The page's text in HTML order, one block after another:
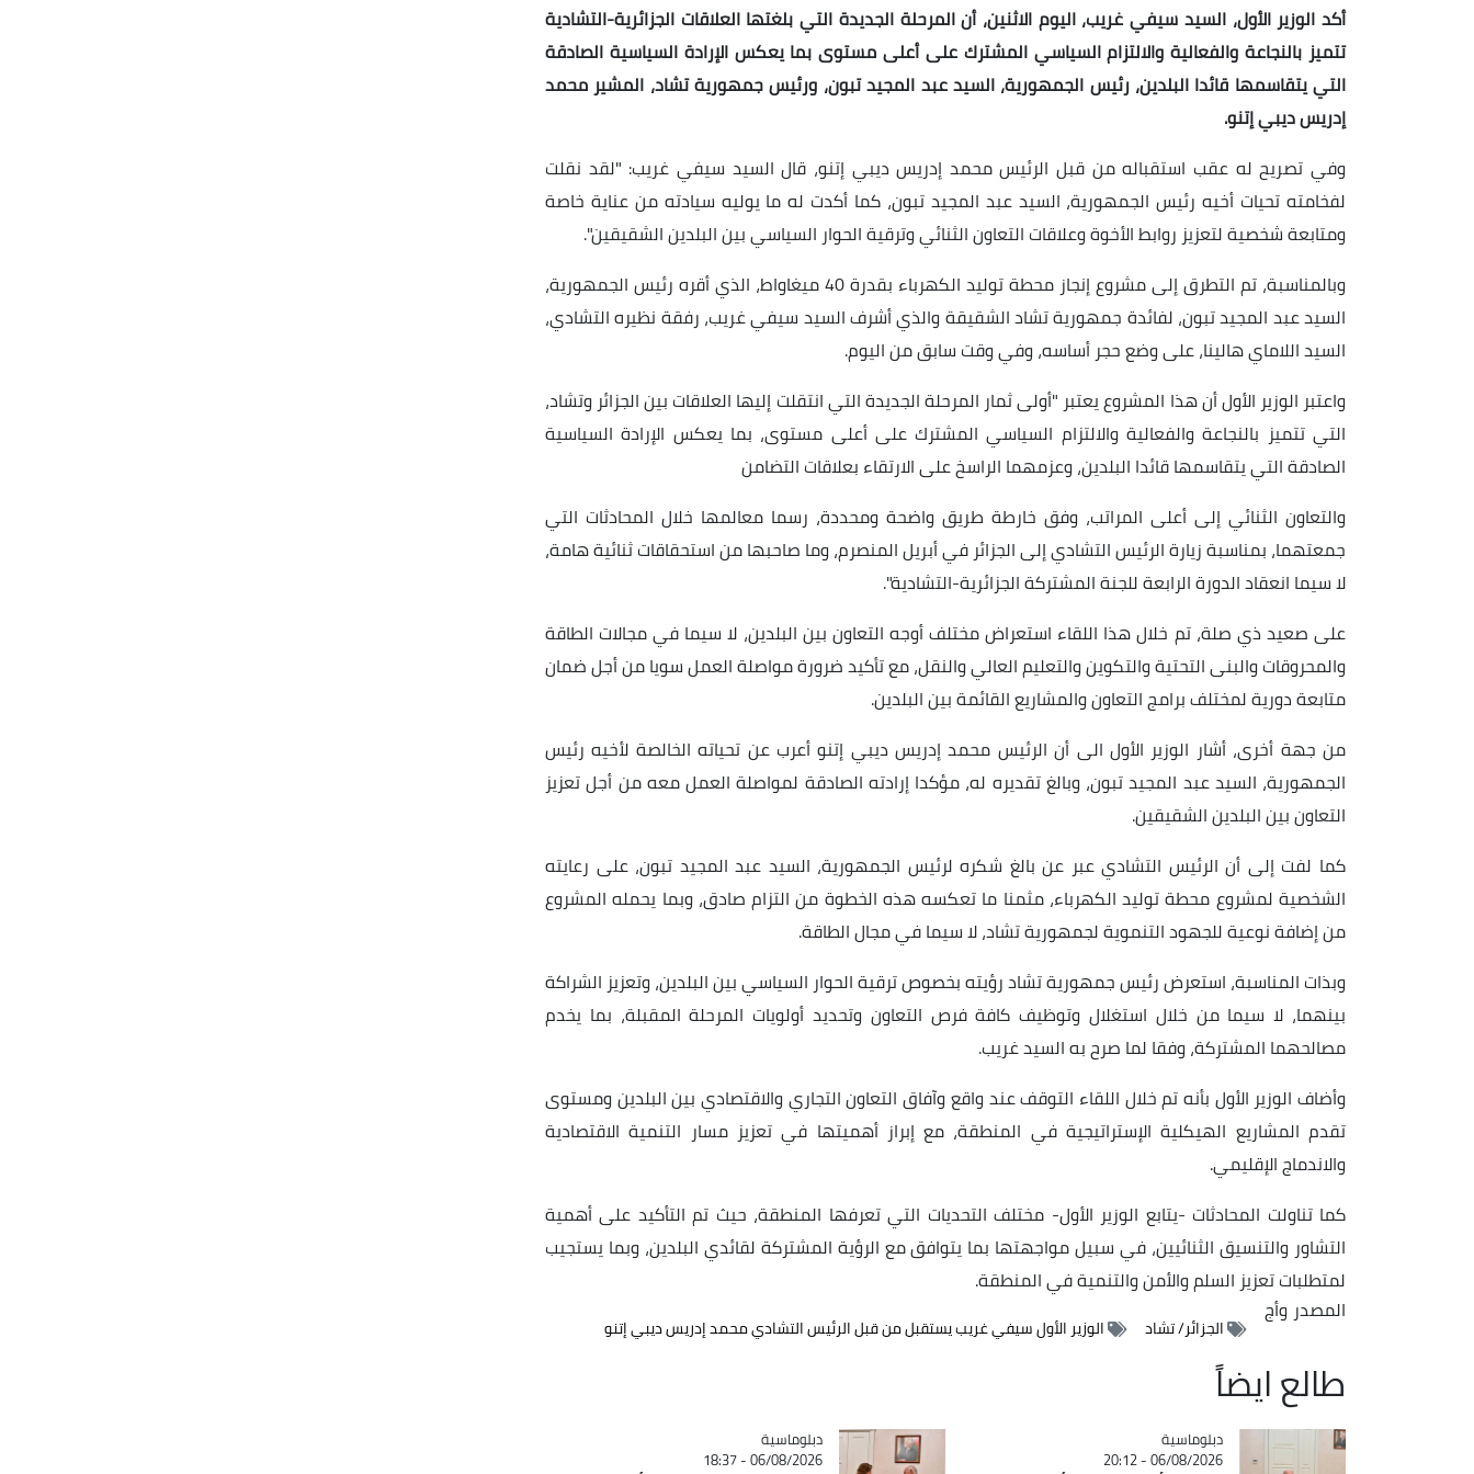
أكد الوزير الأول، السيد سيفي غريب، اليوم الاثنين، أن المرحلة الجديدة التي بلغتها العلاقات الجزائرية-التشادية
تتميز بالنجاعة والفعالية والالتزام السياسي المشترك على أعلى مستوى بما يعكس الإرادة السياسية الصادقة
التي يتقاسمها قائدا البلدين، رئيس الجمهورية، السيد عبد المجيد تبون، ورئيس جمهورية تشاد، المشير محمد
إدريس ديبي إتنو.
وفي تصريح له عقب استقباله من قبل الرئيس محمد إدريس ديبي إتنو، قال السيد سيفي غريب: "لقد نقلت
لفخامته تحيات أخيه رئيس الجمهورية، السيد عبد المجيد تبون، كما أكدت له ما يوليه سيادته من عناية خاصة
ومتابعة شخصية لتعزيز روابط الأخوة وعلاقات التعاون الثنائي وترقية الحوار السياسي بين البلدين الشقيقين".
وبالمناسبة، تم التطرق إلى مشروع إنجاز محطة توليد الكهرباء بقدرة 40 ميغاواط، الذي أقره رئيس الجمهورية،
السيد عبد المجيد تبون، لفائدة جمهورية تشاد الشقيقة والذي أشرف السيد سيفي غريب، رفقة نظيره التشادي،
السيد اللاماي هالينا، على وضع حجر أساسه، وفي وقت سابق من اليوم.
واعتبر الوزير الأول أن هذا المشروع يعتبر "أولى ثمار المرحلة الجديدة التي انتقلت إليها العلاقات بين الجزائر وتشاد،
التي تتميز بالنجاعة والفعالية والالتزام السياسي المشترك على أعلى مستوى، بما يعكس الإرادة السياسية
الصادقة التي يتقاسمها قائدا البلدين، وعزمهما الراسخ على الارتقاء بعلاقات التضامن
والتعاون الثنائي إلى أعلى المراتب، وفق خارطة طريق واضحة ومحددة، رسما معالمها خلال المحادثات التي
جمعتهما، بمناسبة زيارة الرئيس التشادي إلى الجزائر في أبريل المنصرم، وما صاحبها من استحقاقات ثنائية هامة،
لا سيما انعقاد الدورة الرابعة للجنة المشتركة الجزائرية-التشادية".
على صعيد ذي صلة، تم خلال هذا اللقاء استعراض مختلف أوجه التعاون بين البلدين، لا سيما في مجالات الطاقة
والمحروقات والبنى التحتية والتكوين والتعليم العالي والنقل، مع تأكيد ضرورة مواصلة العمل سويا من أجل ضمان
متابعة دورية لمختلف برامج التعاون والمشاريع القائمة بين البلدين.
من جهة أخرى، أشار الوزير الأول الى أن الرئيس محمد إدريس ديبي إتنو أعرب عن تحياته الخالصة لأخيه رئيس
الجمهورية، السيد عبد المجيد تبون، وبالغ تقديره له، مؤكدا إرادته الصادقة لمواصلة العمل معه من أجل تعزيز
التعاون بين البلدين الشقيقين.
كما لفت إلى أن الرئيس التشادي عبر عن بالغ شكره لرئيس الجمهورية، السيد عبد المجيد تبون، على رعايته
الشخصية لمشروع محطة توليد الكهرباء، مثمنا ما تعكسه هذه الخطوة من التزام صادق، وبما يحمله المشروع
من إضافة نوعية للجهود التنموية لجمهورية تشاد، لا سيما في مجال الطاقة.
وبذات المناسبة، استعرض رئيس جمهورية تشاد رؤيته بخصوص ترقية الحوار السياسي بين البلدين، وتعزيز الشراكة
بينهما، لا سيما من خلال استغلال وتوظيف كافة فرص التعاون وتحديد أولويات المرحلة المقبلة، بما يخدم
مصالحهما المشتركة، وفقا لما صرح به السيد غريب.
وأضاف الوزير الأول بأنه تم خلال اللقاء التوقف عند واقع وآفاق التعاون التجاري والاقتصادي بين البلدين ومستوى
تقدم المشاريع الهيكلية الإستراتيجية في المنطقة، مع إبراز أهميتها في تعزيز مسار التنمية الاقتصادية
والاندماج الإقليمي.
كما تناولت المحادثات -يتابع الوزير الأول- مختلف التحديات التي تعرفها المنطقة، حيث تم التأكيد على أهمية
التشاور والتنسيق الثنائيين، في سبيل مواجهتها بما يتوافق مع الرؤية المشتركة لقائدي البلدين، وبما يستجيب
لمتطلبات تعزيز السلم والأمن والتنمية في المنطقة.
المصدر وأج
الجزائر/ تشاد الوزير الأول سيفي غريب يستقبل من قبل الرئيس التشادي محمد إدريس ديبي إتنو
طالع ايضاً
Catégorie
دبلوماسية
06/08/2026 - 20:12
Catégorie
دبلوماسية
06/08/2026 - 18:37